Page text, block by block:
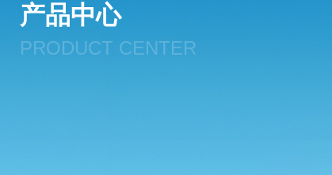
产品中心
PRODUCT CENTER